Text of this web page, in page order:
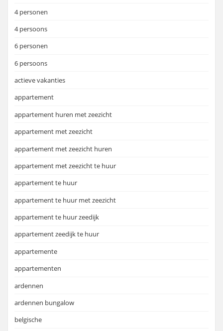
4 personen
4 persoons
6 personen
6 persoons
actieve vakanties
appartement
appartement huren met zeezicht
appartement met zeezicht
appartement met zeezicht huren
appartement met zeezicht te huur
appartement te huur
appartement te huur met zeezicht
appartement te huur zeedijk
appartement zeedijk te huur
appartemente
appartementen
ardennen
ardennen bungalow
belgische